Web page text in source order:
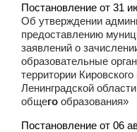
Постановление от 31
Об утверждении
предоставлению
заявлений о
образовательные
территории
Ленинградской
общего образования»
Постановление от 06